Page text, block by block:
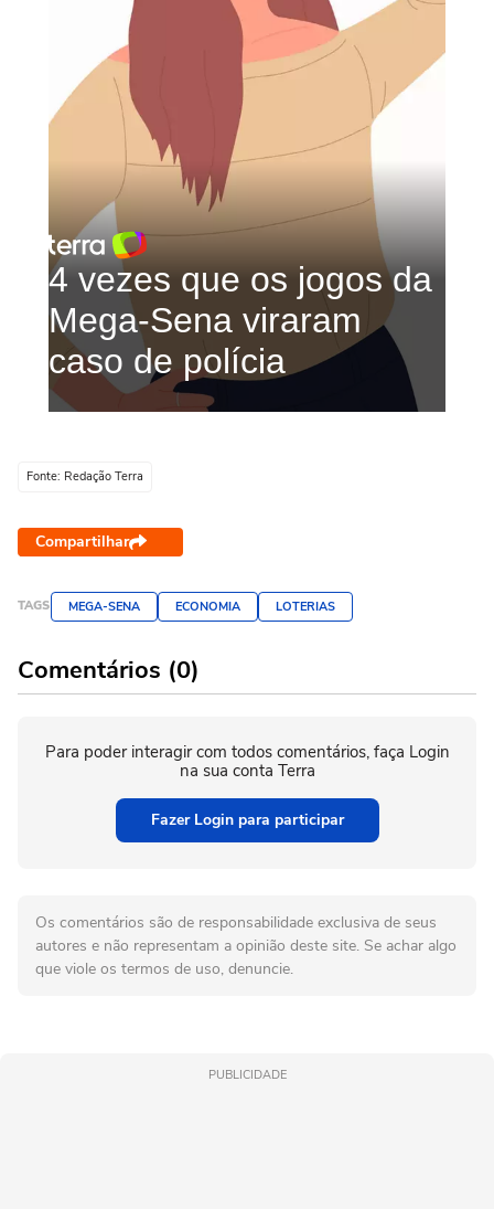
Fonte: Redação Terra
Compartilhar
TAGS MEGA-SENA ECONOMIA LOTERIAS
Comentários (0)
Para poder interagir com todos comentários, faça Login
na sua conta Terra
Fazer Login para participar
Os comentários são de responsabilidade exclusiva de seus
autores e não representam a opinião deste site. Se achar algo
que viole os termos de uso, denuncie.
PUBLICIDADE